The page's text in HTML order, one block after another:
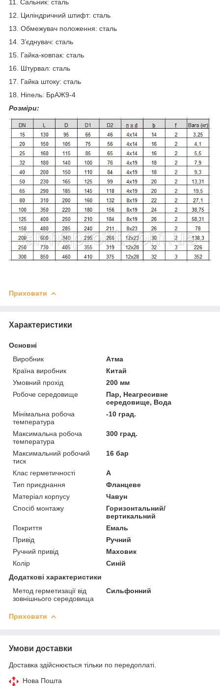
11. Сальник: сталь
12. Циліндричний штифт: сталь
13. Обмежувач положення: сталь
14. З’єднувач: сталь
15. Гайка-ковпак: сталь
16. Штурвал: сталь
17. Гайка штоку: сталь
18. Ніпель: БрАЖ9-4
Розміри:
Приховати
Характеристики
Основні
Виробник
Атма
Країна виробник
Китай
Умовний прохід
200 мм
Робоче середовище
Пар, Неагресивне
середовище, Вода
Мінімальна робоча
температура
-10 град.
Максимальна робоча
температура
300 град.
Максимальний робочий
тиск
16 бар
Клас герметичності
А
Тип приєднання
Фланцеве
Матеріал корпусу
Чавун
Спосіб монтажу
Горизонтальний/
вертикальний
Покриття
Емаль
Привід
Ручний
Ручний привід
Маховик
Колір
Синій
Додаткові характеристики
Метод герметизації від
зовнішнього середовища
Сильфонний
Приховати
Умови доставки
Доставка здійснюється тільки по передоплаті.
Нова Пошта